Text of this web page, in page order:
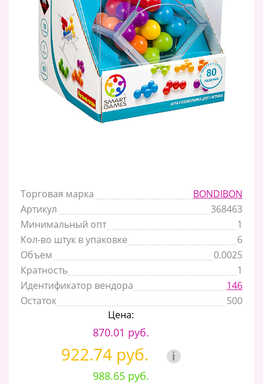
Торговая марка
BONDIBON
Артикул
368463
Минимальный опт
1
Кол-во штук в упаковке
6
Объем
0.0025
Кратность
1
Идентификатор вендора
146
Остаток
500
Цена:
870.01 руб.
922.74 руб. i
988.65 руб.